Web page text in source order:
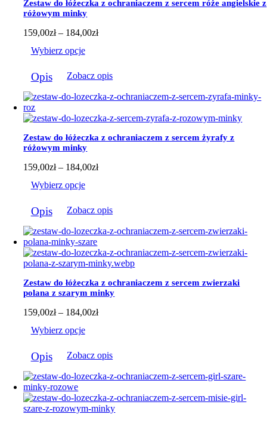
Zestaw do łóżeczka z ochraniaczem z sercem róże angielskie z
różowym minky
159,00zł – 184,00złZakres
do
Wybierz opcje
produkt
ma
wiele
wariantów.
Opcje
można
wybrać
na
stronie
Opis Zobacz opis
Zestaw do łóżeczka z ochraniaczem z sercem żyrafy z
różowym minky
159,00zł – 184,00złZakres
do
Wybierz opcje
produkt
ma
wiele
wariantów.
Opcje
można
wybrać
na
stronie
produktu
Opis Zobacz opis
Zestaw do łóżeczka z ochraniaczem z sercem zwierzaki
polana z szarym minky
159,00zł – 184,00złZakres
do
Wybierz opcje
produkt
ma
wiele
wariantów.
Opcje
można
Opis Zobacz opis